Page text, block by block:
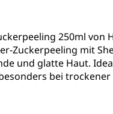
250ml von
Zuckerpeeling mit
und glatte Haut.
bei